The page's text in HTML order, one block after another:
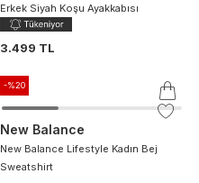
Erkek Siyah Koşu Ayakkabısı
3.499 TL
-%20
New Balance
New Balance Lifestyle Kadın Bej
Sweatshirt